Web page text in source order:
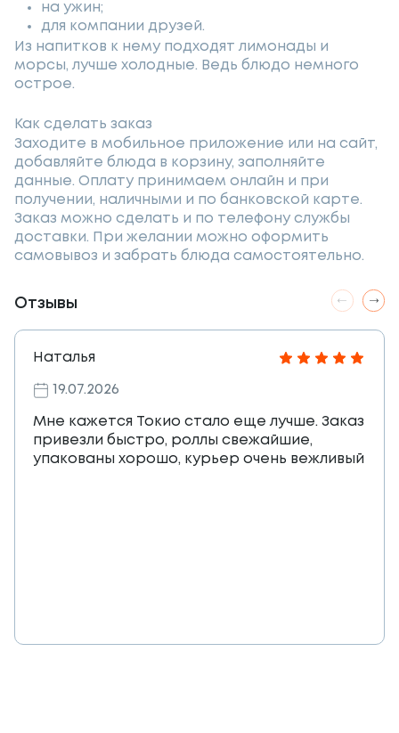
на ужин;
для компании друзей.
Из напитков к нему подходят лимонады и
морсы, лучше холодные. Ведь блюдо немного
острое.
Как сделать заказ
Заходите в мобильное приложение или на сайт,
добавляйте блюда в корзину, заполняйте
данные. Оплату принимаем онлайн и при
получении, наличными и по банковской карте.
Заказ можно сделать и по телефону службы
доставки. При желании можно оформить
самовывоз и забрать блюда самостоятельно.
Отзывы
Наталья
19.07.2026
Мне кажется Токио стало еще лучше. Заказ
привезли быстро, роллы свежайшие,
упакованы хорошо, курьер очень вежливый